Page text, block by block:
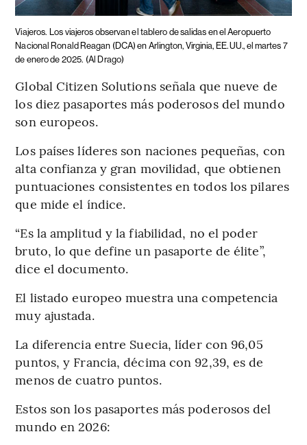
Viajeros. Los viajeros observan el tablero de salidas en el Aeropuerto
Nacional Ronald Reagan (DCA) en Arlington, Virginia, EE. UU., el martes 7
de enero de 2025. (Al Drago)
Global Citizen Solutions señala que nueve de
los diez pasaportes más poderosos del mundo
son europeos.
Los países líderes son naciones pequeñas, con
alta confianza y gran movilidad, que obtienen
puntuaciones consistentes en todos los pilares
que mide el índice.
“Es la amplitud y la fiabilidad, no el poder
bruto, lo que define un pasaporte de élite”,
dice el documento.
El listado europeo muestra una competencia
muy ajustada.
La diferencia entre Suecia, líder con 96,05
puntos, y Francia, décima con 92,39, es de
menos de cuatro puntos.
Estos son los pasaportes más poderosos del
mundo en 2026: